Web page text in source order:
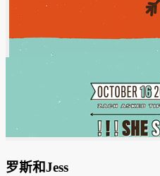
罗斯和Jess